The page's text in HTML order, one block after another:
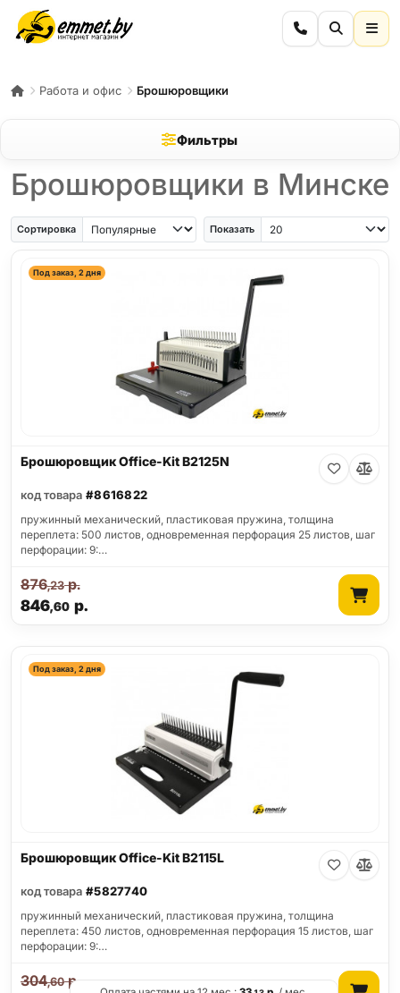
Работа и офис Брошюровщики
Фильтры
Брошюровщики в Минске
Сортировка Показать
Под заказ, 2 дня
Брошюровщик Office-Kit B2125N
код товара #8616822
пружинный механический, пластиковая пружина, толщина
переплета: 500 листов, одновременная перфорация 25 листов, шаг
перфорации: 9:…
846,60р.
876,23р.
Под заказ, 2 дня
Брошюровщик Office-Kit B2115L
код товара #5827740
пружинный механический, пластиковая пружина, толщина
переплета: 450 листов, одновременная перфорация 15 листов, шаг
перфорации: 9:…
304,60р.